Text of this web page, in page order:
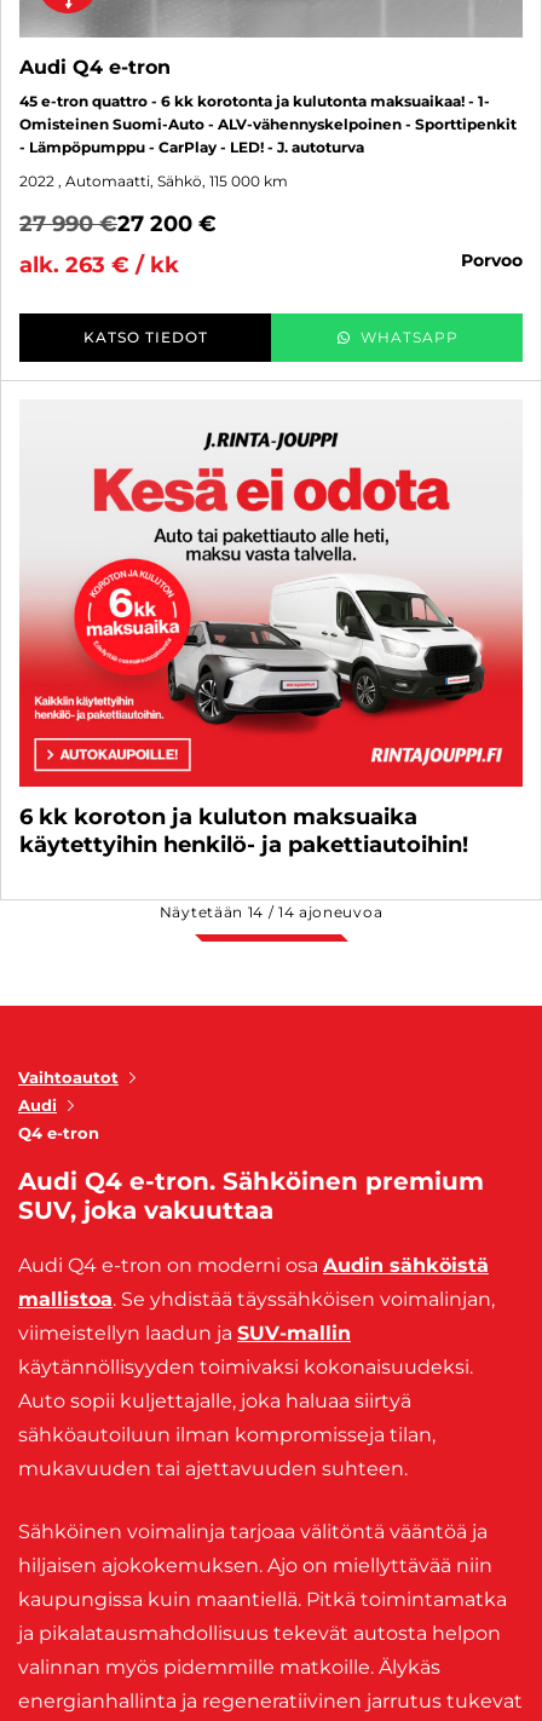
Audi Q4 e-tron
45 e-tron quattro - 6 kk korotonta ja kulutonta maksuaikaa! - 1-
Omisteinen Suomi-Auto - ALV-vähennyskelpoinen - Sporttipenkit
- Lämpöpumppu - CarPlay - LED! - J. autoturva
2022 , Automaatti, Sähkö, 115 000 km
27 990 €27 200 €
alk. 263 € / kk
porvoo
KATSO TIEDOT WHATSAPP
6 kk koroton ja kuluton maksuaika
käytettyihin henkilö- ja pakettiautoihin!
Näytetään 14 /14 ajoneuvoa
Vaihtoautot
Audi
Q4 e-tron
Audi Q4 e-tron. Sähköinen premium
SUV, joka vakuuttaa
Audi Q4 e-tron on moderni osa Audin sähköistä
mallistoa. Se yhdistää täyssähköisen voimalinjan,
viimeistellyn laadun ja SUV-mallin
käytännöllisyyden toimivaksi kokonaisuudeksi.
Auto sopii kuljettajalle, joka haluaa siirtyä
sähköautoiluun ilman kompromisseja tilan,
mukavuuden tai ajettavuuden suhteen.
Sähköinen voimalinja tarjoaa välitöntä vääntöä ja
hiljaisen ajokokemuksen. Ajo on miellyttävää niin
kaupungissa kuin maantiellä. Pitkä toimintamatka
ja pikalatausmahdollisuus tekevät autosta helpon
valinnan myös pidemmille matkoille. Älykäs
energianhallinta ja regeneratiivinen jarrutus tukevat